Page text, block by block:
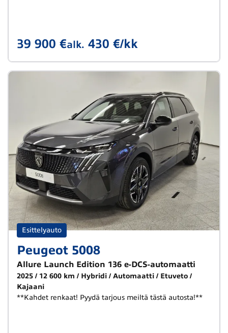
39 900 €alk. 430 €/kk
Esittelyauto
Peugeot 5008
Allure Launch Edition 136 e-DCS-automaatti
2025 12 600 km Hybridi Automaatti
Etuveto
Kajaani
**Kahdet renkaat! Pyydä tarjous meiltä tästä autosta!**